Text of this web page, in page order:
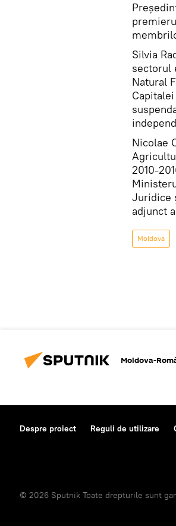
Silvia
sectorul
Natural
Nicolae
2010-
Juridice
adjunct
Moldova
Moldova-
Despre proiect Reguli de utilizare
© 2026 Sputnik Toate drepturile sunt